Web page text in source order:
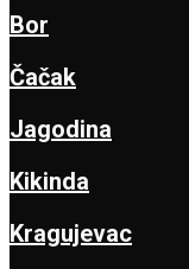
Bor
Čačak
Jagodina
Kikinda
Kragujevac